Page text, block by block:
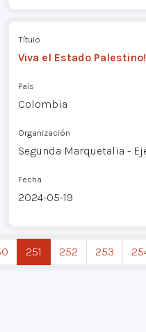
Título
Viva el Estado Palestino!
País
Colombia
Organización
Segunda Marquetalia -
Fecha
2024-05-19
251 252 253